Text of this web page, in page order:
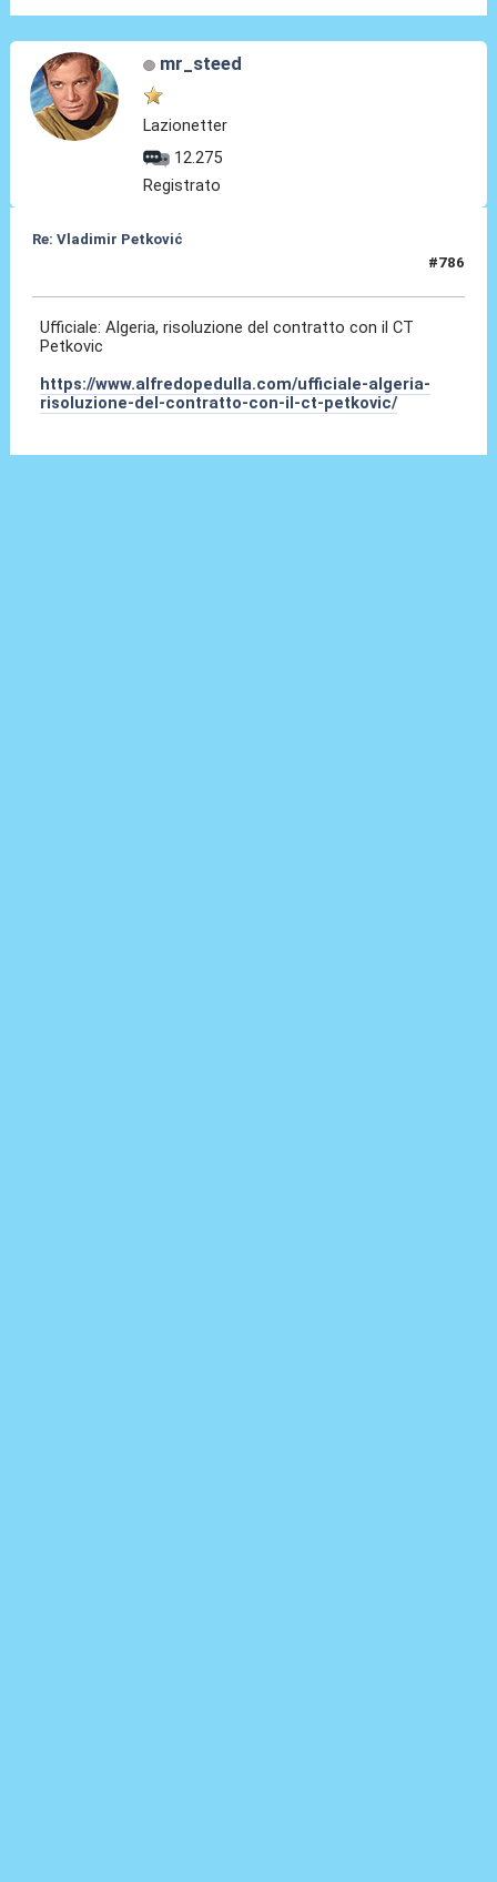
mr_steed
Lazionetter
12.275
Registrato
Re: Vladimir Petković
#786
Ufficiale: Algeria, risoluzione del contratto con il CT
Petkovic
https://www.alfredopedulla.com/ufficiale-algeria-
risoluzione-del-contratto-con-il-ct-petkovic/